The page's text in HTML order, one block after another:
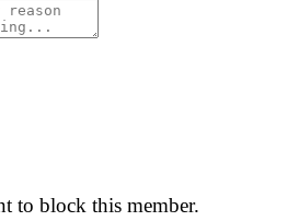
to block this member.